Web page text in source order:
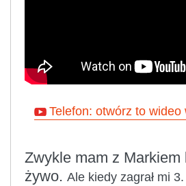
Telefon: otwórz to wideo
Zwykle mam z Markiem
żywo. Ale kiedy zagrał mi